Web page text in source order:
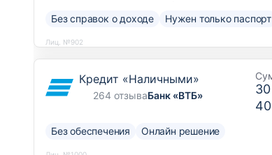
Без справок о доходе Нужен только паспорт
Лиц. №902
Кредит «Наличными»
264 отзываБанк «ВТБ»
Без обеспечения Онлайн решение